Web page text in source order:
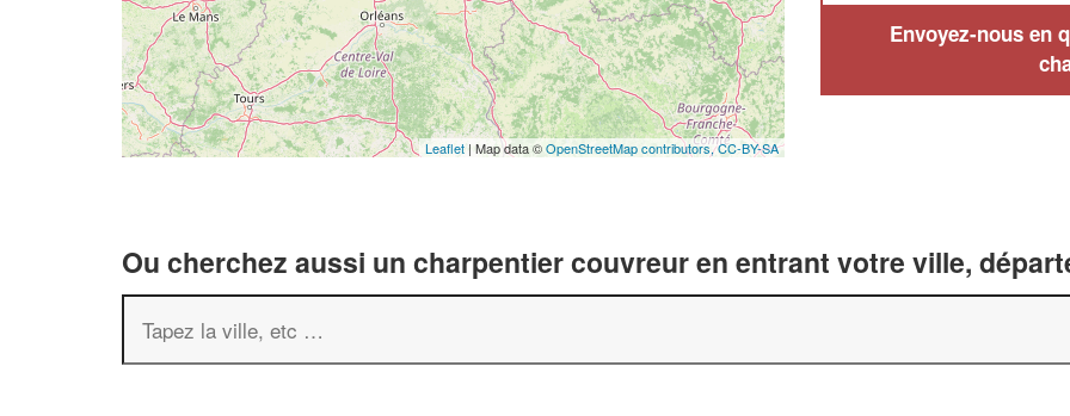
Leaflet | Map data ©OpenStreetMap contributors,CC-BY-SA
Envoyez-nous en
Ou cherchez aussi un charpentier couvreur en entrant votre ville,